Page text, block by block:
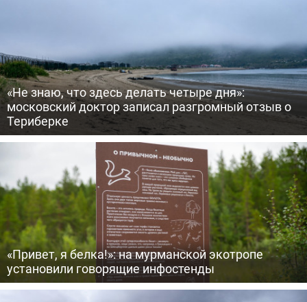
«Не знаю, что здесь делать четыре дня»:
московский доктор записал разгромный отзыв о
Териберке
«Привет, я белка!»: на мурманской экотропе
установили говорящие инфостенды